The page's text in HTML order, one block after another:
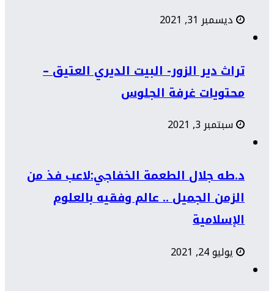
ديسمبر 31, 2021
تراث دير الزور- البيت الديري العتيق –
محتويات غرفة الجلوس
سبتمبر 3, 2021
د.طه جلال الطعمة الخفاجي:لاعب فذ من
الزمن الجميل .. عالم وفقيه بالعلوم
الإسلامية
يوليو 24, 2021